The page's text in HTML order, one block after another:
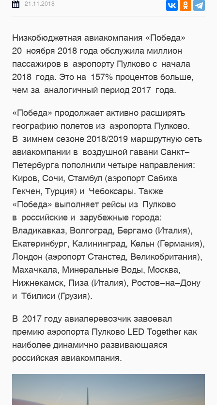
21.11.2018
Низкобюджетная авиакомпания «Победа»
20 ноября 2018 года обслужила миллион
пассажиров в аэропорту Пулково с начала
2018 года. Это на 157% процентов больше,
чем за аналогичный период 2017 года.
«Победа» продолжает активно расширять
географию полетов из аэропорта Пулково.
В зимнем сезоне 2018/2019 маршрутную сеть
авиакомпании в воздушной гавани Санкт-
Петербурга пополнили четыре направления:
Киров, Сочи, Стамбул (аэропорт Сабиха
Гекчен, Турция) и Чебоксары. Также
«Победа» выполняет рейсы из Пулково
в российские и зарубежные города:
Владикавказ, Волгоград, Бергамо (Италия),
Екатеринбург, Калининград, Кельн (Германия),
Лондон (аэропорт Станстед, Великобритания),
Махачкала, Минеральные Воды, Москва,
Нижнекамск, Пиза (Италия), Ростов-на-Дону
и Тбилиси (Грузия).
В 2017 году авиаперевозчик завоевал
премию аэропорта Пулково LED Together как
наиболее динамично развивающаяся
российская авиакомпания.